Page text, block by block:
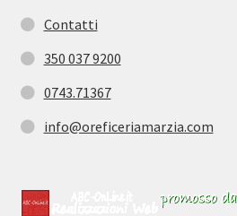
Contatti
350 037 9200
0743.71367
info@oreficeriamarzia.com